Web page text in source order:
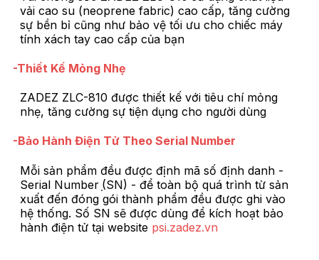
vải cao su (neoprene fabric) cao cấp, tăng cường
sự bền bỉ cũng như bảo vệ tối ưu cho chiếc máy
tính xách tay cao cấp của bạn
-Thiết Kế Mỏng Nhẹ
ZADEZ ZLC-810 được thiết kế với tiêu chí mỏng
nhẹ, tăng cường sự tiện dụng cho người dùng
-Bảo Hành Điện Tử Theo Serial Number
Mỗi sản phẩm đều được định mã số định danh -
Serial Number ̣(SN) - để toàn bộ quá trình từ sản
xuất đến đóng gói thành phẩm đều được ghi vào
hệ thống. Số SN sẽ được dùng để kích hoạt bảo
hành điện tử tại website psi.zadez.vn